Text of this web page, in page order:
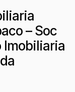
– Soc
Imobiliaria